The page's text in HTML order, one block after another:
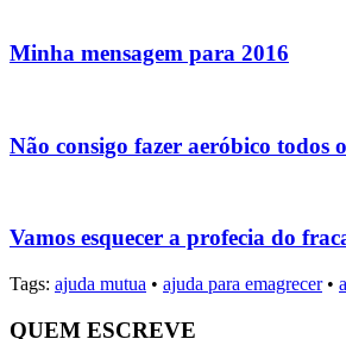
Minha mensagem para 2016
Não consigo fazer aeróbico todos
Vamos esquecer a profecia do
Tags: ajuda mutua • ajuda para emagrecer•
QUEM ESCREVE